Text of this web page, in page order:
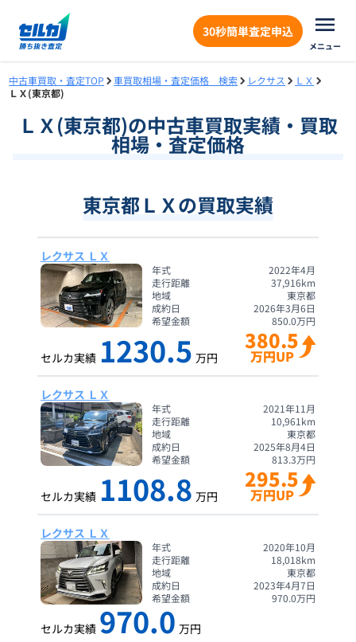
30秒簡単査定申込
メニュー
中古車買取・査定TOP 車買取相場・査定価格 検索 レクサス
ＬＸ
ＬＸ(東京都)
ＬＸ(東京都)の中古車買取実績・買取
相場・査定価格
東京都ＬＸの買取実績
レクサス ＬＸ
年式
2022年4月
走行距離
37,916km
地域
東京都
成約日
2026年3月6日
希望金額
850.0万円
セルカ実績 1230.5 万円
380.5
万円UP
レクサス ＬＸ
年式
2021年11月
走行距離
10,961 km
地域
東京都
成約日
2025年8月4日
希望金額
813.3万円
セルカ実績 1108.8 万円
295.5
万円UP
レクサス ＬＸ
年式
2020年10月
走行距離
18,018km
地域
東京都
成約日
2023年4月7日
希望金額
970.0万円
セルカ実績 970.0 万円